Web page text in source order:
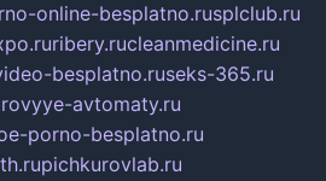
online-besplatno.rusplclub.ru
ribery.rucleanmedicine.ru
besplatno.ruseks-365.ru
avtomaty.ru
porno-besplatno.ru
pichkurovlab.ru